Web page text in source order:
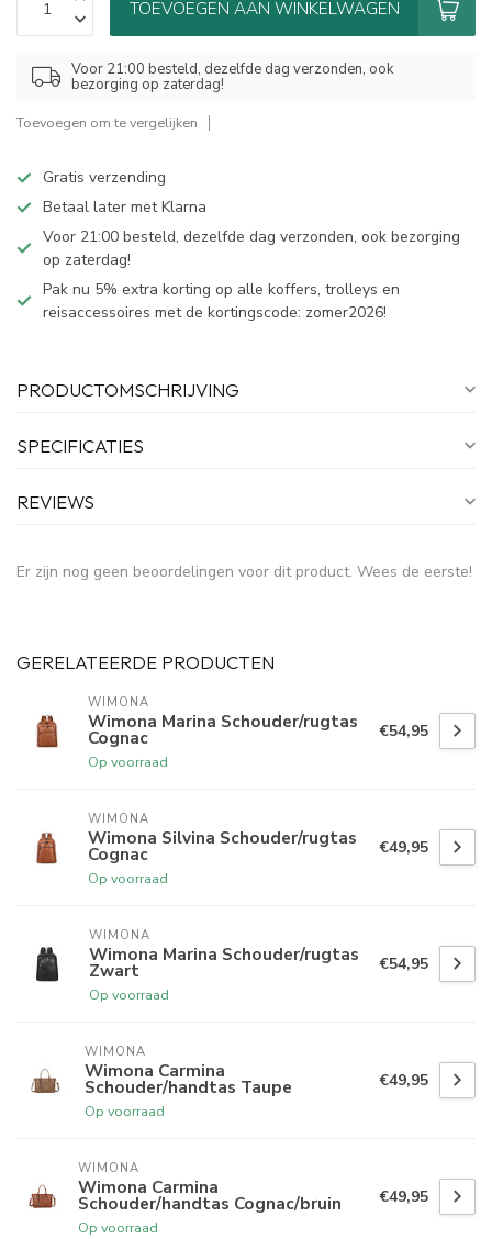
TOEVOEGEN AAN WINKELWAGEN
Voor 21:00 besteld, dezelfde dag verzonden, ook
bezorging op zaterdag!
Toevoegen om te vergelijken
Gratis verzending
Betaal later met Klarna
Voor 21:00 besteld, dezelfde dag verzonden, ook bezorging
op zaterdag!
Pak nu 5% extra korting op alle koffers, trolleys en
reisaccessoires met de kortingscode: zomer2026!
PRODUCTOMSCHRIJVING
SPECIFICATIES
REVIEWS
Er zijn nog geen beoordelingen voor dit product. Wees de eerste!
GERELATEERDE PRODUCTEN
WIMONA
Wimona Marina Schouder/rugtas
Cognac
Op voorraad
€54,95
WIMONA
Wimona Silvina Schouder/rugtas
Cognac
Op voorraad
€49,95
WIMONA
Wimona Marina Schouder/rugtas
Zwart
Op voorraad
€54,95
WIMONA
Wimona Carmina
Schouder/handtas Taupe
Op voorraad
€49,95
WIMONA
Wimona Carmina
Schouder/handtas Cognac/bruin
Op voorraad
€49,95